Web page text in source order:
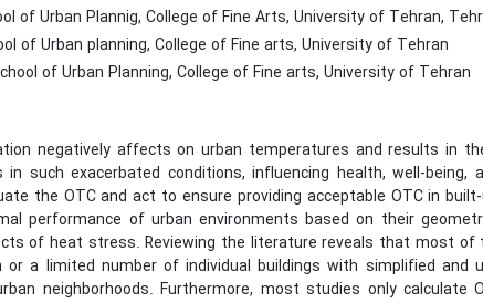
of Urban Plannig, College of Fine Arts, University of Tehran,
of Urban planning, College of Fine arts, University of Tehran
of Urban Planning, College of Fine arts, University of Tehran
negatively affects on urban temperatures and results in
in such exacerbated conditions, influencing health, well-
the OTC and act to ensure providing acceptable OTC in
performance of urban environments based on their
of heat stress. Reviewing the literature reveals that most
or a limited number of individual buildings with simplified
neighborhoods. Furthermore, most studies only